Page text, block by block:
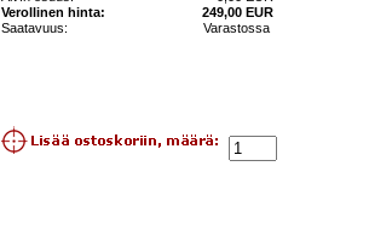
Verollinen hinta:
249,00 EUR
Saatavuus:
Varastossa